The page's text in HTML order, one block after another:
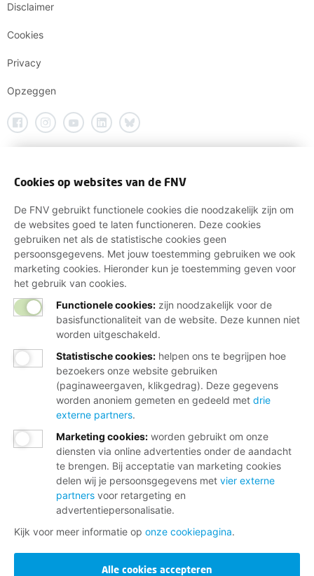
Disclaimer
Cookies
Privacy
Opzeggen
Cookies op websites van de FNV
De FNV gebruikt functionele cookies die noodzakelijk zijn om
de websites goed te laten functioneren. Deze cookies
gebruiken net als de statistische cookies geen
persoonsgegevens. Met jouw toestemming gebruiken we ook
marketing cookies. Hieronder kun je toestemming geven voor
het gebruik van cookies.
Functionele cookies: zijn noodzakelijk voor de
basisfunctionaliteit van de website. Deze kunnen niet
worden uitgeschakeld.
Statistische cookies: helpen ons te begrijpen hoe
bezoekers onze website gebruiken
(paginaweergaven, klikgedrag). Deze gegevens
worden anoniem gemeten en gedeeld met drie
externe partners.
Marketing cookies: worden gebruikt om onze
diensten via online advertenties onder de aandacht
te brengen. Bij acceptatie van marketing cookies
delen wij je persoonsgegevens met vier externe
partners voor retargeting en
advertentiepersonalisatie.
Kijk voor meer informatie op onze cookiepagina.
Alle cookies accepteren